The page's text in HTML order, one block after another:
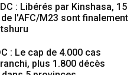
: Libérés par Kinshasa, 15
l'AFC/M23 sont finalement
: Le cap de 4.000 cas
plus 1.800 décès